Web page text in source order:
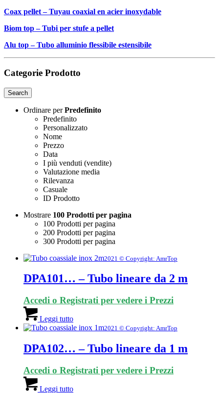
Coax pellet – Tuyau coaxial en acier inoxydable
Biom top – Tubi per stufe a pellet
Alu top – Tubo alluminio flessibile estensibile
Categorie Prodotto
Search
Ordinare perPredefinito
Predefinito
Personalizzato
Nome
Prezzo
Data
I più venduti (vendite)
Valutazione media
Rilevanza
Casuale
ID Prodotto
Mostrare 100 Prodotti per pagina
100 Prodotti per pagina
200 Prodotti per pagina
300 Prodotti per pagina
2021 © Copyright: AmrTop
DPA101… – Tubo lineare da 2 m
Accedi o Registrati per vedere i Prezzi
Leggi tutto
2021 © Copyright: AmrTop
DPA102… – Tubo lineare da 1 m
Accedi o Registrati per vedere i Prezzi
Leggi tutto